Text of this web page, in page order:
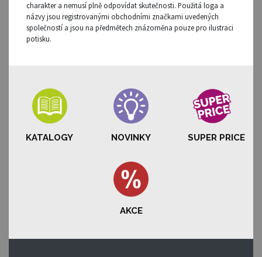
charakter a nemusí plně odpovídat skutečnosti. Použitá loga a
názvy jsou registrovanými obchodními značkami uvedených
společností a jsou na předmětech znázorněna pouze pro ilustraci
potisku.
KATALOGY NOVINKY SUPER PRICE
AKCE